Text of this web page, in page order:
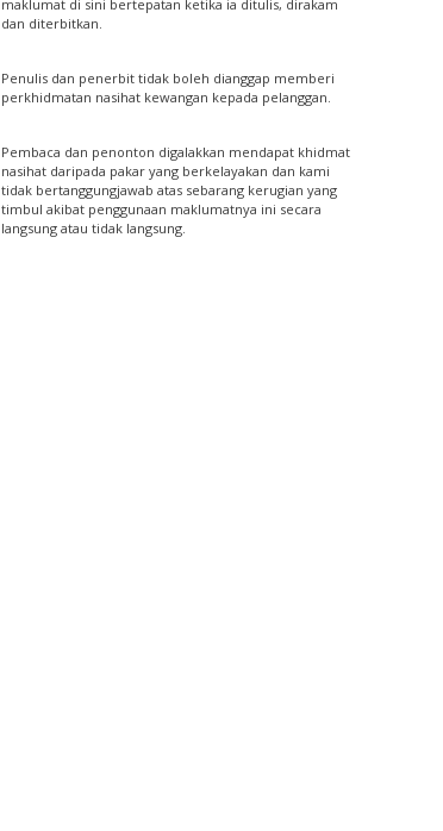
maklumat di sini bertepatan ketika ia ditulis, dirakam
dan diterbitkan.
Penulis dan penerbit tidak boleh dianggap memberi
perkhidmatan nasihat kewangan kepada pelanggan.
Pembaca dan penonton digalakkan mendapat khidmat
nasihat daripada pakar yang berkelayakan dan kami
tidak bertanggungjawab atas sebarang kerugian yang
timbul akibat penggunaan maklumatnya ini secara
langsung atau tidak langsung.